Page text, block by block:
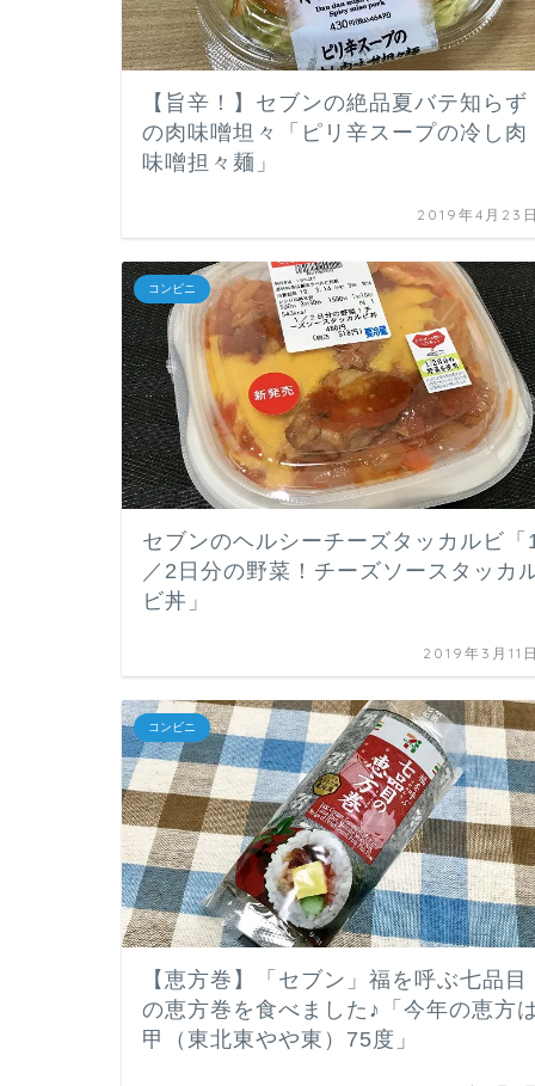
【旨辛！】セブンの絶品夏バテ知らず
の肉味噌坦々「ピリ辛スープの冷し肉
味噌担々麺」
2019年4月23日
コンビニ
セブンのヘルシーチーズタッカルビ「
／2日分の野菜！チーズソースタッカ
ビ丼」
2019年3月11日
コンビニ
【恵方巻】「セブン」福を呼ぶ七品目
の恵方巻を食べました♪「今年の恵方
甲（東北東やや東）75度」